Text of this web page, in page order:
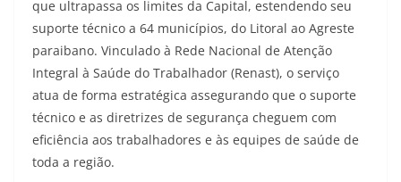
que ultrapassa os limites da Capital, estendendo seu
suporte técnico a 64 municípios, do Litoral ao Agreste
paraibano. Vinculado à Rede Nacional de Atenção
Integral à Saúde do Trabalhador (Renast), o serviço
atua de forma estratégica assegurando que o suporte
técnico e as diretrizes de segurança cheguem com
eficiência aos trabalhadores e às equipes de saúde de
toda a região.